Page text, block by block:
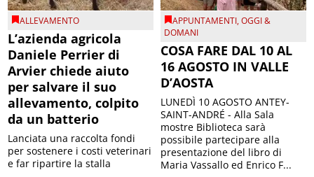
ALLEVAMENTO
L’azienda agricola
Daniele Perrier di
Arvier chiede aiuto
per salvare il suo
allevamento, colpito
da un batterio
Lanciata una raccolta fondi
per sostenere i costi veterinari
e far ripartire la stalla
APPUNTAMENTI,OGGI &
DOMANI
COSA FARE DAL 10 AL
16 AGOSTO IN VALLE
D’AOSTA
LUNEDÌ 10 AGOSTO ANTEY-
SAINT-ANDRÉ - Alla Sala
mostre Biblioteca sarà
possibile partecipare alla
presentazione del libro di
Maria Vassallo ed Enrico F...